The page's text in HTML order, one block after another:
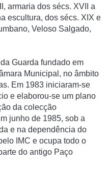
armaria dos sécs. XVII a
escultura, dos sécs. XIX e
Veloso Salgado,
Guarda fundado em
Municipal, no âmbito
Em 1983 iniciaram-se
e elaborou-se um plano
da colecção
junho de 1985, sob a
e na dependência do
IMC e ocupa todo o
do antigo Paço